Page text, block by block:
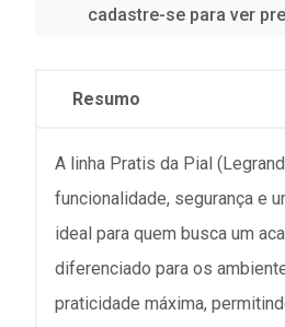
cadastre-se para ver
Resumo
A linha Pratis da Pial
funcionalidade, segurança e
ideal para quem busca um
diferenciado para os
praticidade máxima,